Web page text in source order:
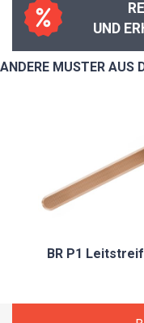
UND
ANDERE MUSTER AUS
BR P1